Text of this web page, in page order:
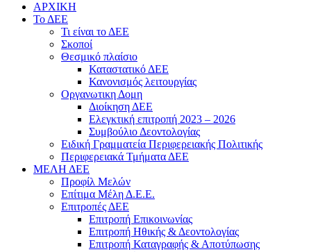
ΑΡΧΙΚΗ
Το ΔΕΕ
Τι είναι το ΔΕΕ
Σκοποί
Θεσμικό πλαίσιο
Καταστατικό ΔΕΕ
Κανονισμός λειτουργίας
Οργανωτικη Δομη
Διοίκηση ΔΕΕ
Ελεγκτική επιτροπή 2023 – 2026
Συμβούλιο Δεοντολογίας
Ειδική Γραμματεία Περιφερειακής Πολιτικής
Περιφερειακά Τμήματα ΔΕΕ
ΜΕΛΗ ΔΕΕ
Προφίλ Μελών
Επίτιμα Mέλη Δ.Ε.Ε.
Επιτροπές ΔΕΕ
Επιτροπή Επικοινωνίας
Επιτροπή Ηθικής & Δεοντολογίας
Επιτροπή Καταγραφής & Αποτύπωσης